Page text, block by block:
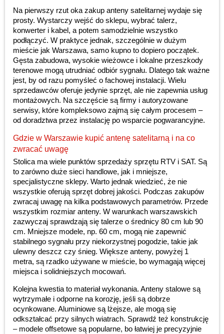
Na pierwszy rzut oka zakup anteny satelitarnej wydaje się
prosty. Wystarczy wejść do sklepu, wybrać talerz,
konwerter i kabel, a potem samodzielnie wszystko
podłączyć. W praktyce jednak, szczególnie w dużym
mieście jak Warszawa, samo kupno to dopiero początek.
Gęsta zabudowa, wysokie wieżowce i lokalne przeszkody
terenowe mogą utrudniać odbiór sygnału. Dlatego tak ważne
jest, by od razu pomyśleć o fachowej instalacji. Wielu
sprzedawców oferuje jedynie sprzęt, ale nie zapewnia usług
montażowych. Na szczęście są firmy i autoryzowane
serwisy, które kompleksowo zajmą się całym procesem –
od doradztwa przez instalację po wsparcie pogwarancyjne.
Gdzie w Warszawie kupić antenę satelitarną i na co
zwracać uwagę
Stolica ma wiele punktów sprzedaży sprzętu RTV i SAT. Są
to zarówno duże sieci handlowe, jak i mniejsze,
specjalistyczne sklepy. Warto jednak wiedzieć, że nie
wszystkie oferują sprzęt dobrej jakości. Podczas zakupów
zwracaj uwagę na kilka podstawowych parametrów. Przede
wszystkim rozmiar anteny. W warunkach warszawskich
zazwyczaj sprawdzają się talerze o średnicy 80 cm lub 90
cm. Mniejsze modele, np. 60 cm, mogą nie zapewnić
stabilnego sygnału przy niekorzystnej pogodzie, takie jak
ulewny deszcz czy śnieg. Większe anteny, powyżej 1
metra, są rzadko używane w mieście, bo wymagają więcej
miejsca i solidniejszych mocowań.
Kolejna kwestia to materiał wykonania. Anteny stalowe są
wytrzymałe i odporne na korozję, jeśli są dobrze
ocynkowane. Aluminiowe są lżejsze, ale mogą się
odkształcać przy silnych wiatrach. Sprawdź też konstrukcję
– modele offsetowe są popularne, bo łatwiej je precyzyjnie